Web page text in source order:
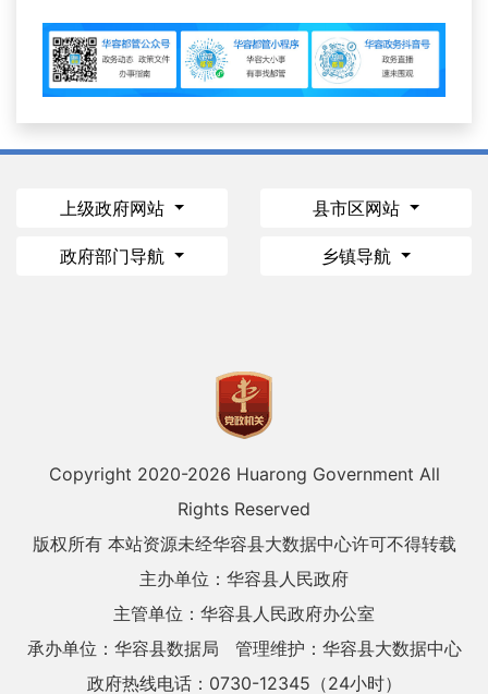
上级政府网站 县市区网站
政府部门导航 乡镇导航
Copyright 2020-2026 Huarong Government All
Rights Reserved
版权所有 本站资源未经华容县大数据中心许可不得转载
主办单位：华容县人民政府
主管单位：华容县人民政府办公室
承办单位：华容县数据局
管理维护：华容县大数据中心
政府热线电话：0730-12345（24小时）